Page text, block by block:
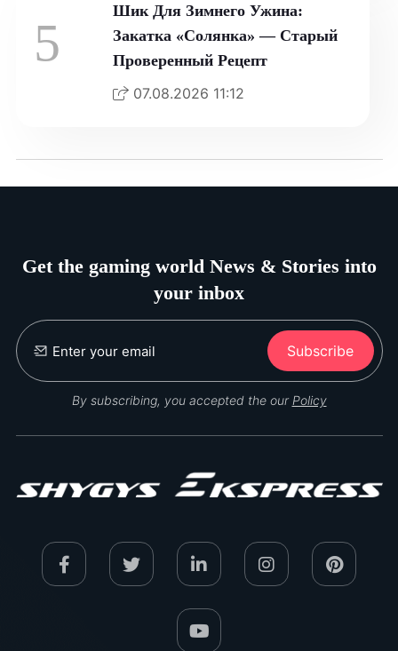
5
Шик Для Зимнего Ужина:
Закатка «Солянка» — Старый
Проверенный Рецепт
07.08.2026 11:12
Get the gaming world News & Stories into
your inbox
Subscribe
By subscribing, you accepted the our Policy